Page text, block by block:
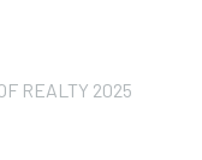
REALTY 2025